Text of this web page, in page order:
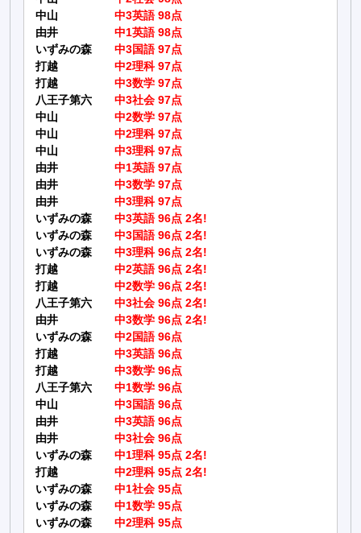
中山
中3英語 98点
由井
中1英語 98点
いずみの森
中3国語 97点
打越
中2理科 97点
打越
中3数学 97点
八王子第六
中3社会 97点
中山
中2数学 97点
中山
中2理科 97点
中山
中3理科 97点
由井
中1英語 97点
由井
中3数学 97点
由井
中3理科 97点
いずみの森
中3英語 96点 2名!
いずみの森
中3国語 96点 2名!
いずみの森
中3理科 96点 2名!
打越
中2英語 96点 2名!
打越
中2数学 96点 2名!
八王子第六
中3社会 96点 2名!
由井
中3数学 96点 2名!
いずみの森
中2国語 96点
打越
中3英語 96点
打越
中3数学 96点
八王子第六
中1数学 96点
中山
中3国語 96点
由井
中3英語 96点
由井
中3社会 96点
いずみの森
中1理科 95点 2名!
打越
中2理科 95点 2名!
いずみの森
中1社会 95点
いずみの森
中1数学 95点
いずみの森
中2理科 95点